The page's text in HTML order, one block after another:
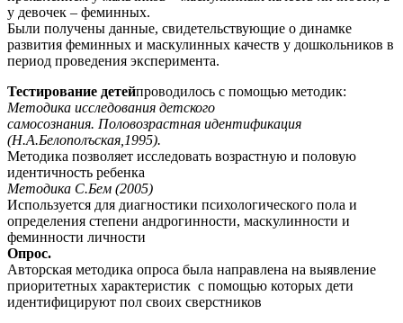
у девочек – феминных.
Были получены данные, свидетельствующие о динамке
развития феминных и маскулинных качеств у дошкольников в
период проведения эксперимента.
Тестирование детейпроводилось с помощью методик:
Методика исследования детского
самосознания. Половозрастная идентификация
(Н.А.Белополъская,1995).
Методика позволяет исследовать возрастную и половую
идентичность ребенка
Методика С.Бем (2005)
Используется для диагностики психологического пола и
определения степени андрогинности, маскулинности и
феминности личности
Опрос.
Авторская методика опроса была направлена на выявление
приоритетных характеристик с помощью которых дети
идентифицируют пол своих сверстников